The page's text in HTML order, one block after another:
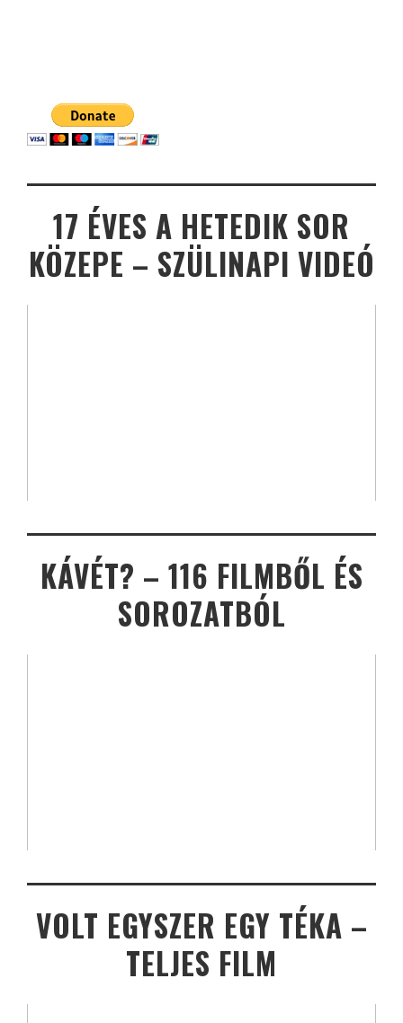
17 ÉVES A HETEDIK SOR
KÖZEPE – SZÜLINAPI VIDEÓ
KÁVÉT? – 116 FILMBŐL ÉS
SOROZATBÓL
VOLT EGYSZER EGY TÉKA –
TELJES FILM